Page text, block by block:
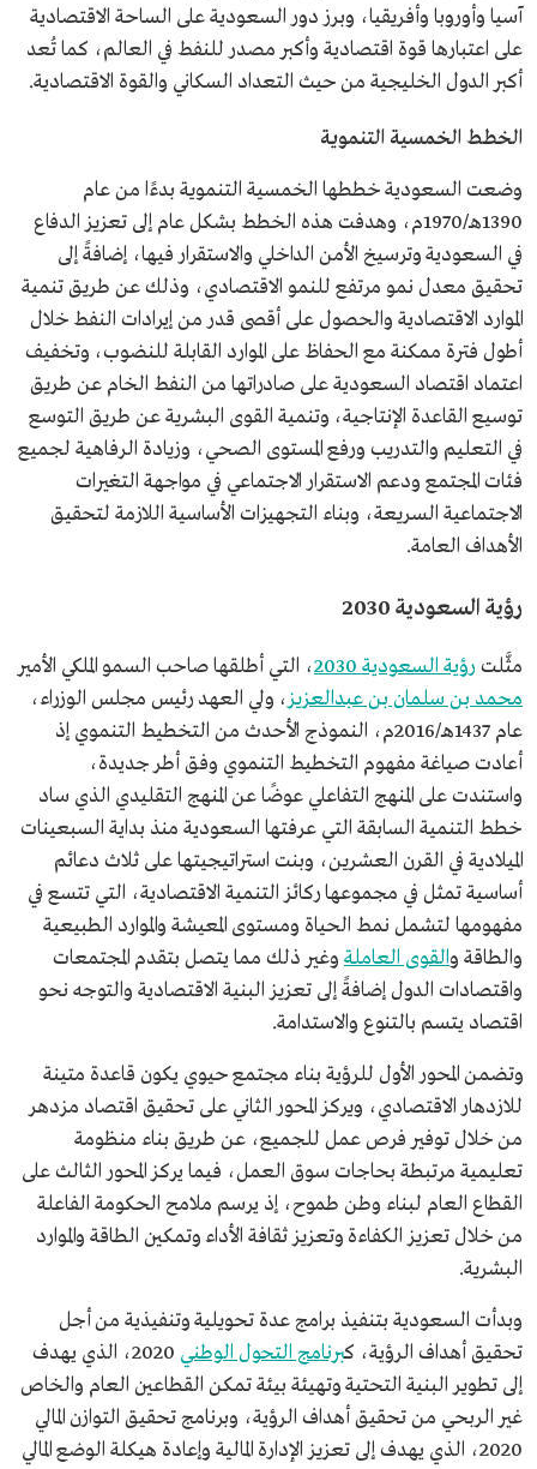
آسيا وأوروبا وأفريقيا، وبرز دور السعودية على الساحة الاقتصادية
على اعتبارها قوة اقتصادية وأكبر مصدر للنفط في العالم، كما تُعد
أكبر الدول الخليجية من حيث التعداد السكاني والقوة الاقتصادية.
الخطط الخمسية التنموية
وضعت السعودية خططها الخمسية التنموية بدءًا من عام
1390هـ/1970م، وهدفت هذه الخطط بشكل عام إلى تعزيز الدفاع
في السعودية وترسيخ الأمن الداخلي والاستقرار فيها، إضافةً إلى
تحقيق معدل نمو مرتفع للنمو الاقتصادي، وذلك عن طريق تنمية
الموارد الاقتصادية والحصول على أقصى قدر من إيرادات النفط خلال
أطول فترة ممكنة مع الحفاظ على الموارد القابلة للنضوب، وتخفيف
اعتماد اقتصاد السعودية على صادراتها من النفط الخام عن طريق
توسيع القاعدة الإنتاجية، وتنمية القوى البشرية عن طريق التوسع
في التعليم والتدريب ورفع المستوى الصحي، وزيادة الرفاهية لجميع
فئات المجتمع ودعم الاستقرار الاجتماعي في مواجهة التغيرات
الاجتماعية السريعة، وبناء التجهيزات الأساسية اللازمة لتحقيق
الأهداف العامة.
رؤية السعودية 2030
مثَّلت رؤية السعودية 2030
، التي أطلقها صاحب السمو الملكي الأمير
محمد بن سلمان بن عبدالعزيز، ولي العهد رئيس مجلس الوزراء،
عام 1437هـ/2016م، النموذج الأحدث من التخطيط التنموي إذ
أعادت صياغة مفهوم التخطيط التنموي وفق أطر جديدة،
واستندت على المنهج التفاعلي عوضًا عن المنهج التقليدي الذي ساد
خطط التنمية السابقة التي عرفتها السعودية منذ بداية السبعينات
الميلادية في القرن العشرين، وبنت استراتيجيتها على ثلاث دعائم
أساسية تمثل في مجموعها ركائز التنمية الاقتصادية، التي تتسع في
مفهومها لتشمل نمط الحياة ومستوى المعيشة والموارد الطبيعية
والطاقة والقوى العاملة وغير ذلك مما يتصل بتقدم المجتمعات
واقتصادات الدول إضافةً إلى تعزيز البنية الاقتصادية والتوجه نحو
اقتصاد يتسم بالتنوع والاستدامة.
وتضمن المحور الأول للرؤية بناء مجتمع حيوي يكون قاعدة متينة
للازدهار الاقتصادي، ويركز المحور الثاني على تحقيق اقتصاد مزدهر
من خلال توفير فرص عمل للجميع، عن طريق بناء منظومة
تعليمية مرتبطة بحاجات سوق العمل، فيما يركز المحور الثالث على
القطاع العام لبناء وطن طموح، إذ يرسم ملامح الحكومة الفاعلة
من خلال تعزيز الكفاءة وتعزيز ثقافة الأداء وتمكين الطاقة والموارد
البشرية.
وبدأت السعودية بتنفيذ برامج عدة تحويلية وتنفيذية من أجل
تحقيق أهداف الرؤية، كبرنامج التحول الوطني
2020، الذي يهدف
إلى تطوير البنية التحتية وتهيئة بيئة تمكن القطاعين العام والخاص
غير الربحي من تحقيق أهداف الرؤية، وبرنامج تحقيق التوازن المالي
2020، الذي يهدف إلى تعزيز الإدارة المالية وإعادة هيكلة الوضع المالي